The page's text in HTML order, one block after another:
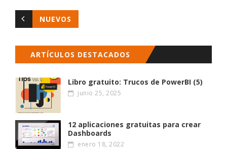
NUEVOS
ARTÍCULOS DESTACADOS
Libro gratuito: Trucos de PowerBI (5)
junio 25, 2025
12 aplicaciones gratuitas para crear
Dashboards
enero 18, 2022